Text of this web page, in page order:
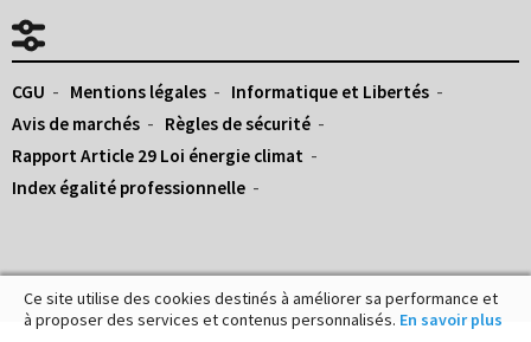
CGU Mentions légales
Informatique et Libertés
Avis de marchés
Règles de sécurité
Rapport Article 29 Loi énergie climat
Index égalité professionnelle
Ce site utilise des cookies destinés à améliorer sa performance et
à proposer des services et contenus personnalisés. En savoir plus